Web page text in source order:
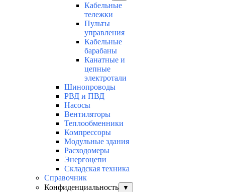
Кабельные
тележки
Пульты
управления
Кабельные
барабаны
Канатные и
цепные
электротали
Шинопроводы
РВД и ПВД
Насосы
Вентиляторы
Теплообменники
Компрессоры
Модульные здания
Расходомеры
Энергоцепи
Складская техника
Справочник
Конфиденциальность
▼